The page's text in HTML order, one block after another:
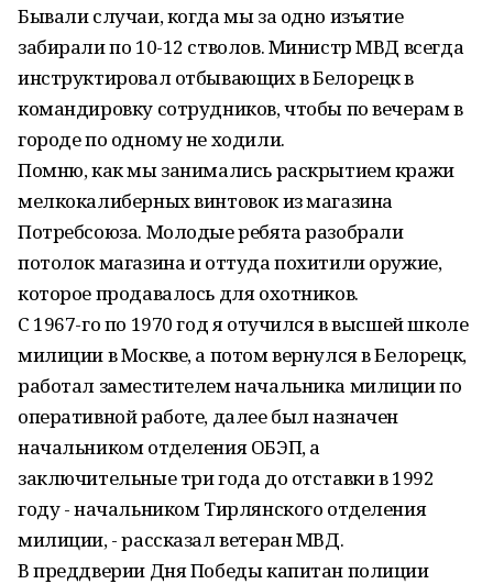
Бывали случаи, когда мы за одно изъятие
забирали по 10-12 стволов. Министр МВД всегда
инструктировал отбывающих в Белорецк в
командировку сотрудников, чтобы по вечерам в
городе по одному не ходили.
Помню, как мы занимались раскрытием кражи
мелкокалиберных винтовок из магазина
Потребсоюза. Молодые ребята разобрали
потолок магазина и оттуда похитили оружие,
которое продавалось для охотников.
С 1967-го по 1970 год я отучился в высшей школе
милиции в Москве, а потом вернулся в Белорецк,
работал заместителем начальника милиции по
оперативной работе, далее был назначен
начальником отделения ОБЭП, а
заключительные три года до отставки в 1992
году - начальником Тирлянского отделения
милиции, - рассказал ветеран МВД.
В преддверии Дня Победы капитан полиции